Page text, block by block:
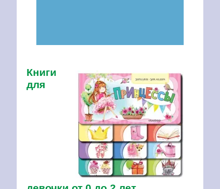
Книги
для